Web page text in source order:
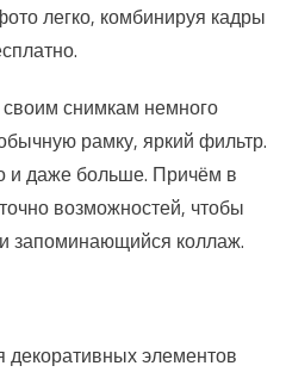
легко, комбинируя кадры
своим снимкам немного
рамку, яркий фильтр.
и даже больше. Причём в
возможностей, чтобы
запоминающийся коллаж.
элементов